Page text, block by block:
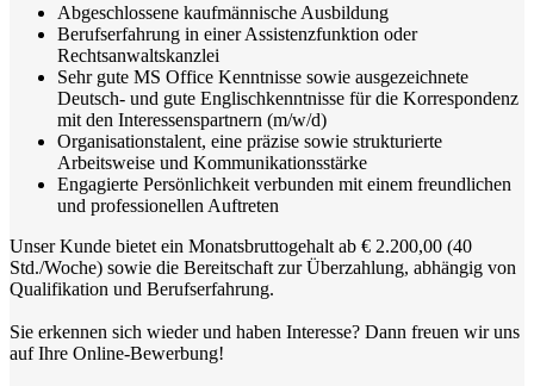
Abgeschlossene kaufmännische Ausbildung
Berufserfahrung in einer Assistenzfunktion oder
Rechtsanwaltskanzlei
Sehr gute MS Office Kenntnisse sowie ausgezeichnete
Deutsch- und gute Englischkenntnisse für die Korrespondenz
mit den Interessenspartnern (m/w/d)
Organisationstalent, eine präzise sowie strukturierte
Arbeitsweise und Kommunikationsstärke
Engagierte Persönlichkeit verbunden mit einem freundlichen
und professionellen Auftreten
Unser Kunde bietet ein Monatsbruttogehalt ab € 2.200,00 (40
Std./Woche) sowie die Bereitschaft zur Überzahlung, abhängig von
Qualifikation und Berufserfahrung.
Sie erkennen sich wieder und haben Interesse? Dann freuen wir uns
auf Ihre Online-Bewerbung!